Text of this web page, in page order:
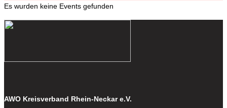
Es wurden keine Events gefunden
AWO Kreisverband Rhein-Neckar e.V.